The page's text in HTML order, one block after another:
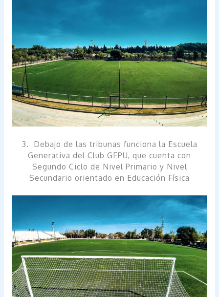
3. Debajo de las tribunas funciona la Escuela
Generativa del Club GEPU, que cuenta con
Segundo Ciclo de Nivel Primario y Nivel
Secundario orientado en Educación Física